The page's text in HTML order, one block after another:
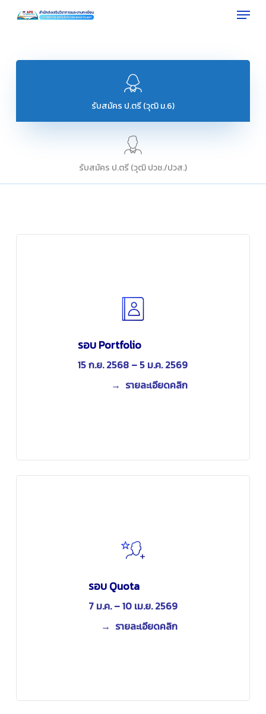
Menu
รับสมัคร ป.ตรี (วุฒิ ม.6)
รับสมัคร ป.ตรี (วุฒิ ปวช./ปวส.)
รอบ Portfolio
15 ก.ย. 2568 – 5 ม.ค. 2569
→ รายละเอียดคลิก
รอบ Quota
7 ม.ค. – 10 เม.ย.2569
→ รายละเอียดคลิก